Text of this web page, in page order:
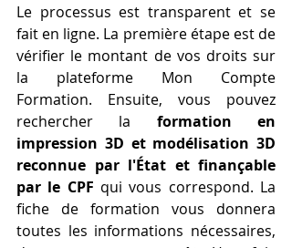
Le processus est transparent et se
fait en ligne. La première étape est de
vérifier le montant de vos droits sur
la plateforme Mon Compte
Formation. Ensuite, vous pouvez
rechercher la formation en
impression 3D et modélisation 3D
reconnue par l'État et finançable
par le CPF qui vous correspond. La
fiche de formation vous donnera
toutes les informations nécessaires,